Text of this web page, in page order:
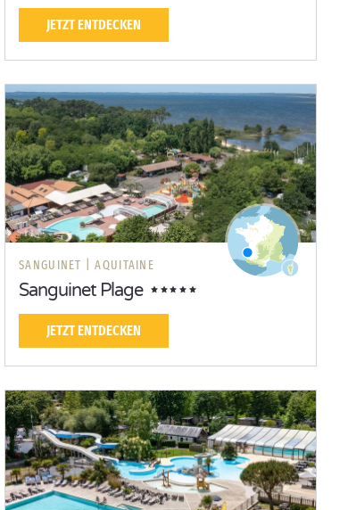
JETZT ENTDECKEN
SANGUINET | AQUITAINE
Sanguinet Plage
JETZT ENTDECKEN